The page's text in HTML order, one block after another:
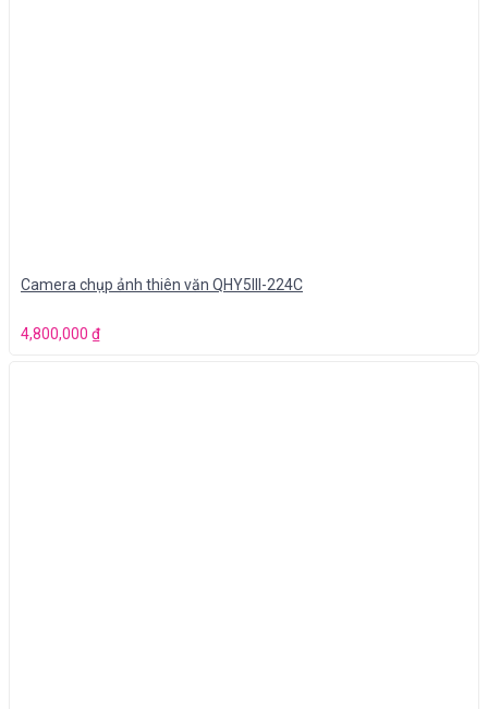
Camera chụp ảnh thiên văn QHY5III-224C
4,800,000 ₫